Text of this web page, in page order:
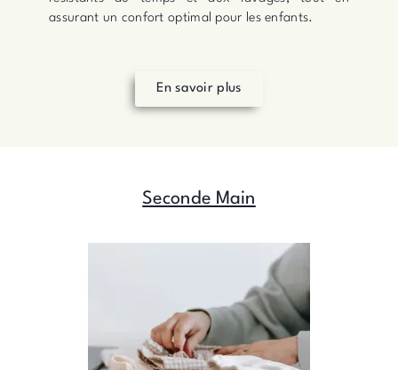
assurant un confort optimal pour les enfants.
En savoir plus
Seconde Main